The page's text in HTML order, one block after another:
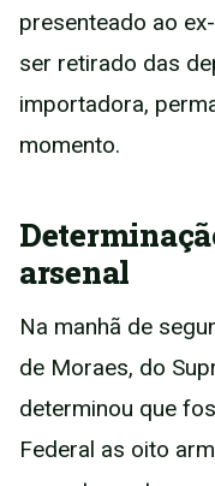
presenteado ao
ser retirado das
importadora,
momento.
arsenal
Na manhã de
de Moraes, do
determinou que
Federal as oito